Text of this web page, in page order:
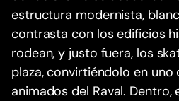
estructura modernista,
contrasta con los edificios
rodean, y justo fuera, los
plaza, convirtiéndolo en
animados del Raval.